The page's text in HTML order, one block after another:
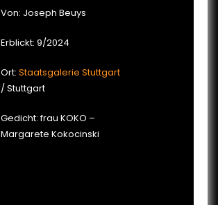
Von: Joseph Beuys
Erblickt: 9/2024
Ort: Staatsgalerie Stuttgart
/ Stuttgart
Gedicht: frau KOKO –
Margarete Kokocinski